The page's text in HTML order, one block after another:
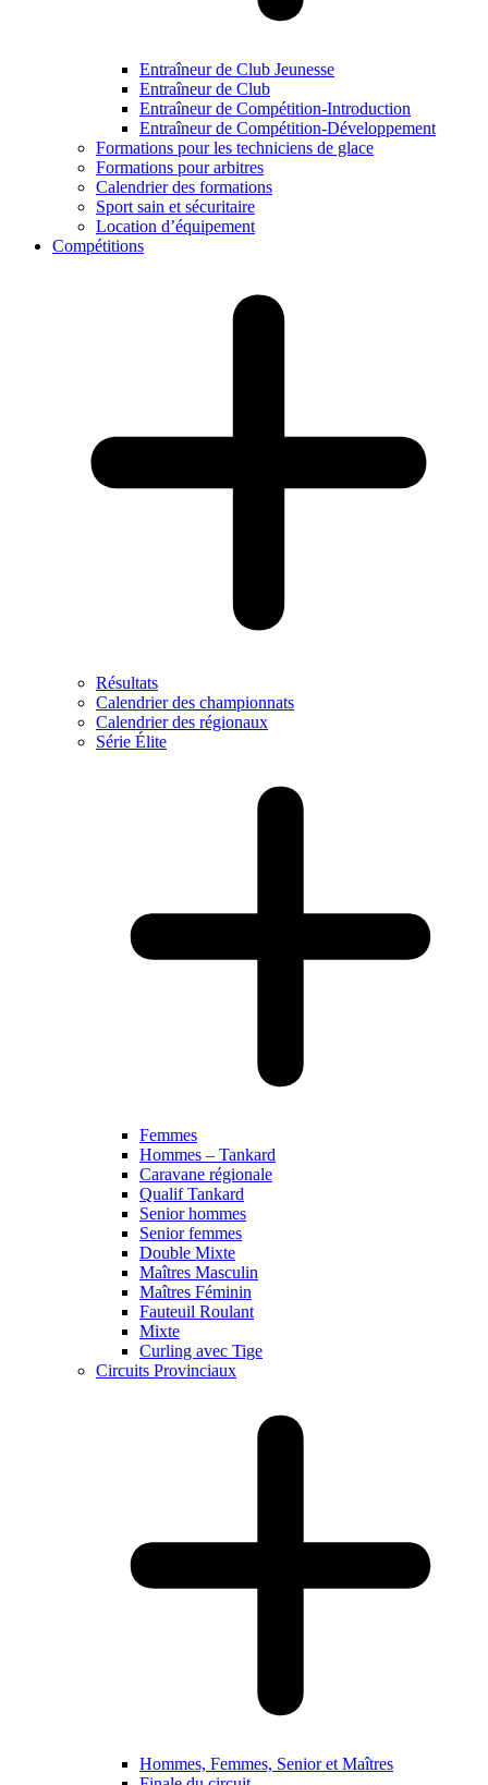
Entraîneur de Club Jeunesse
Entraîneur de Club
Entraîneur de Compétition-Introduction
Entraîneur de Compétition-Développement
Formations pour les techniciens de glace
Formations pour arbitres
Calendrier des formations
Sport sain et sécuritaire
Location d’équipement
Compétitions
Résultats
Calendrier des championnats
Calendrier des régionaux
Série Élite
Femmes
Hommes – Tankard
Caravane régionale
Qualif Tankard
Senior hommes
Senior femmes
Double Mixte
Maîtres Masculin
Maîtres Féminin
Fauteuil Roulant
Mixte
Curling avec Tige
Circuits Provinciaux
Hommes, Femmes, Senior et Maîtres